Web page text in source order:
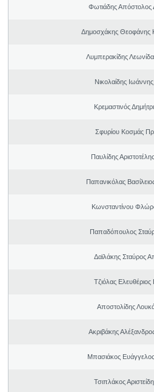
Φωτιάδης Απόστολος
Δημοσχάκης Θεοφάνης
Λυμπερακίδης
Νικολαίδης
Κρεμαστινός
Σφυρίου Κοσμάς
Παυλίδης
Παπανικόλας
Κωνσταντίνου
Παπαδόπουλος
Δαϊλάκης Σταύρος
Τζιόλας Ελευθέριος
Αποστολίδης
Ακριβάκης
Μπασιάκος
Τσιπλάκος